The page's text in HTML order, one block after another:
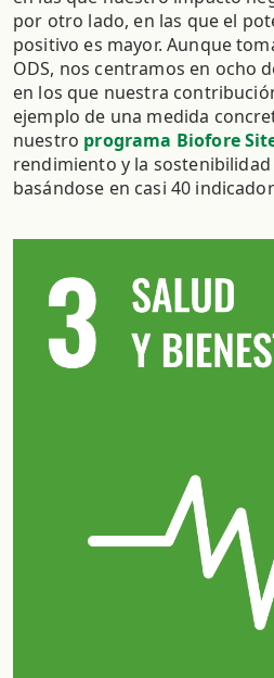
por otro lado, en las que el
positivo es mayor. Aunque
ODS, nos centramos en ocho
en los que nuestra
ejemplo de una medida
nuestro programa Biofore
rendimiento y la
basándose en casi 40